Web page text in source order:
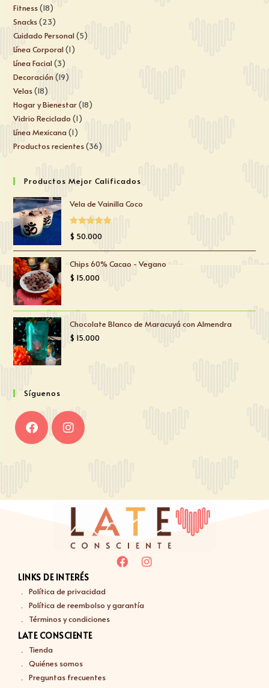
Fitness 18
Snacks 23
Cuidado Personal 5
Línea Corporal 1
Línea Facial 3
Decoración 19
Velas 18
Hogar y Bienestar 18
Vidrio Reciclado 1
Línea Mexicana 1
Productos recientes 36
Productos Mejor Calificados
Vela de Vainilla Coco
Valorado
$ 50.000
Chips 60% Cacao - Vegano
$ 15.000
Chocolate Blanco de Maracuyá con Almendra
$ 15.000
Síguenos
LINKS DE INTERÉS
Política de privacidad
Política de reembolso y garantía
Términos y condiciones
LATE CONSCIENTE
Tienda
Quiénes somos
Preguntas frecuentes